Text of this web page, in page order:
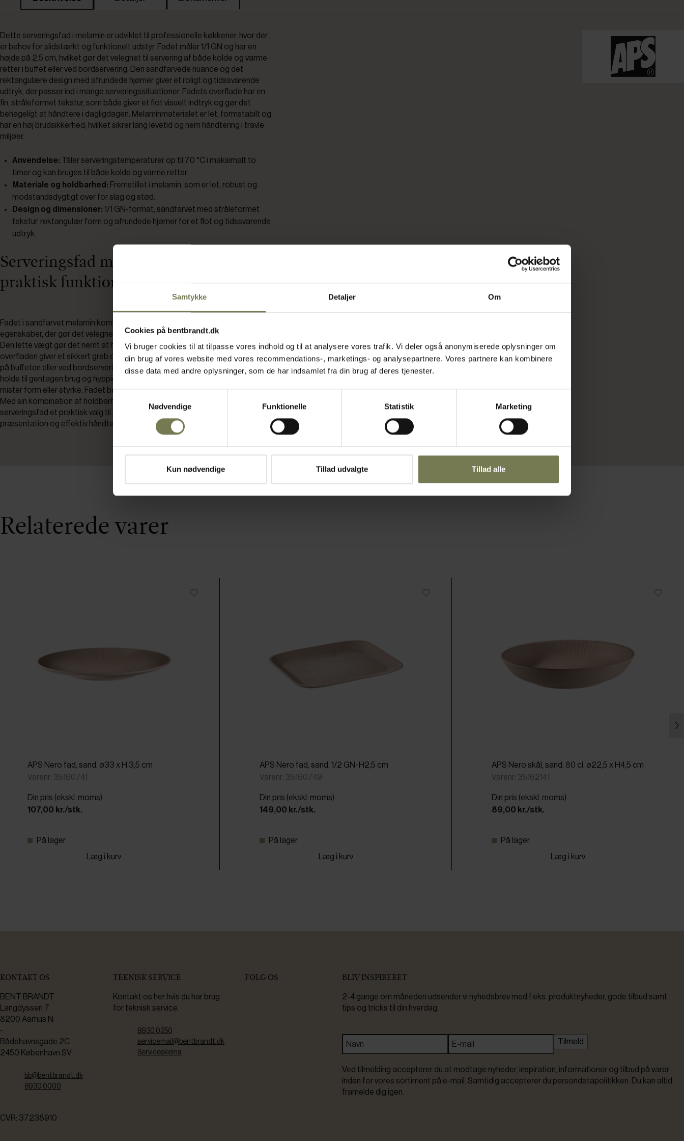
Samtykke Detaljer Om
Cookies på bentbrandt.dk
Vi bruger cookies til at tilpasse vores indhold og til at analysere vores trafik. Vi deler også anonymiserede oplysninger om
din brug af vores website med vores recommendations-, marketings- og analysepartnere. Vores partnere kan kombinere
disse data med andre oplysninger, som de har indsamlet fra din brug af deres tjenester.
Samtykkevalg
Nødvendige
Funktionelle Statistik Marketing
Kun nødvendige Tillad udvalgte Tillad alle
Dette serveringsfad i melamin er udviklet til professionelle køkkener, hvor der
er behov for slidstærkt og funktionelt udstyr. Fadet måler 1/1 GN og har en
højde på 2,5 cm, hvilket gør det velegnet til servering af både kolde og varme
retter i buffet eller ved bordservering. Den sandfarvede nuance og det
rektangulære design med afrundede hjørner giver et roligt og tidssvarende
udtryk, der passer ind i mange serveringssituationer. Fadets overflade har en
fin, stråleformet tekstur, som både giver et flot visuelt indtryk og gør det
behageligt at håndtere i dagligdagen. Melaminmaterialet er let, formstabilt og
har en høj brudsikkerhed, hvilket sikrer lang levetid og nem håndtering i travle
miljøer.
Anvendelse: Tåler serveringstemperaturer op til 70 °C i maksimalt to
timer og kan bruges til både kolde og varme retter.
Materiale og holdbarhed: Fremstillet i melamin, som er let, robust og
modstandsdygtigt over for slag og stød.
Design og dimensioner: 1/1 GN-format, sandfarvet med stråleformet
tekstur, rektangulær form og afrundede hjørner for et flot og tidssvarende
udtryk.
Serveringsfad med flot design og
praktisk funktion
Fadet i sandfarvet melamin kombinerer et moderne udtryk med praktiske
egenskaber, der gør det velegnet til daglig brug i det professionelle køkken.
Den lette vægt gør det nemt at håndtere, mens den stråleformede tekstur på
overfladen giver et sikkert greb og et flot udseende, der fremhæver retterne
på buffeten eller ved bordservering. Melaminmaterialet sikrer, at fadet kan
holde til gentagen brug og hyppig rengøring i opvaskemaskine, uden at det
mister form eller styrke. Fadet bør ikke anvendes i mikroovn, ovn eller fryser.
Med sin kombination af holdbarhed, lethed og et tidssvarende design er dette
serveringsfad et praktisk valg til professionelle, der ønsker en flot
præsentation og effektiv håndtering i hverdagen.
Relaterede varer
APS Nero fad, sand, ø33 x H 3,5 cm
Varenr: 35160741
Din pris (ekskl. moms)
107,00 kr./stk.
På lager
Læg i kurv
APS Nero fad, sand, 1/2 GN-H2,5 cm
Varenr: 35160749
Din pris (ekskl. moms)
149,00 kr./stk.
På lager
Læg i kurv
APS Nero skål, sand, 80 cl, ø22,5 x H4,5 cm
Varenr: 35162141
Din pris (ekskl. moms)
89,00 kr./stk.
På lager
Læg i kurv
KONTAKT OS
BENT BRANDT
Langdyssen 7
8200 Aarhus N
-
Bådehavnsgade 2C
2450 København SV
bb@bentbrandt.dk
8930 0000
CVR: 37238910
TEKNISK SERVICE
Kontakt os her hvis du har brug
for teknisk service.
8930 0250
servicemail@bentbrandt.dk
Serviceskema
FØLG OS BLIV INSPIRERET
2-4 gange om måneden udsender vi nyhedsbrev med f.eks. produktnyheder, gode tilbud samt
tips og tricks til din hverdag.
Tilmeld
Ved tilmelding accepterer du at modtage nyheder, inspiration, informationer og tilbud på varer
inden for vores sortiment på e-mail. Samtidig accepterer du persondatapolitikken. Du kan altid
framelde dig igen.